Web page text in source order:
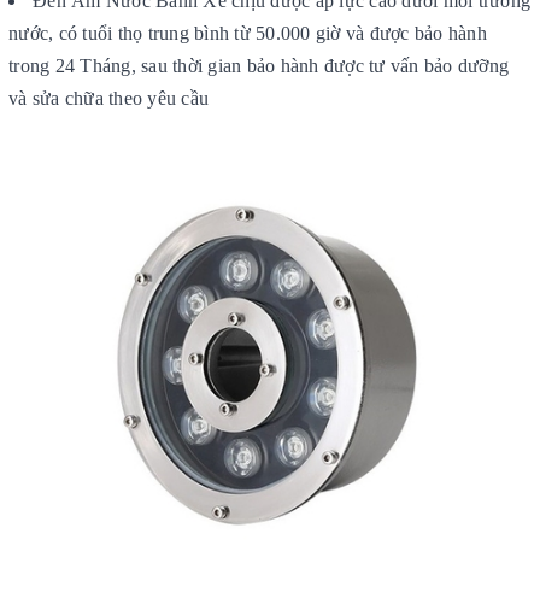
nước, có tuổi thọ trung bình từ 50.000 giờ và được bảo hành
trong 24 Tháng, sau thời gian bảo hành được tư vấn bảo dưỡng
và sửa chữa theo yêu cầu